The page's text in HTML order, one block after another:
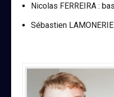
Nicolas FERREIRA :
Sébastien